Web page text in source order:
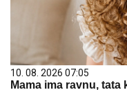
10. 08. 2026 07:05
Mama ima ravnu,